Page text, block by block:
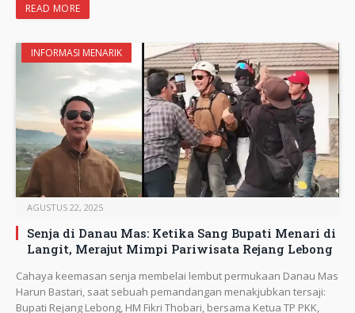
READ MORE
INFORMASI MENARIK
AGUSTUS 22, 2025
Senja di Danau Mas: Ketika Sang Bupati Menari di
Langit, Merajut Mimpi Pariwisata Rejang Lebong
Cahaya keemasan senja membelai lembut permukaan Danau Mas
Harun Bastari, saat sebuah pemandangan menakjubkan tersaji:
Bupati Rejang Lebong, HM Fikri Thobari, bersama Ketua TP PKK,